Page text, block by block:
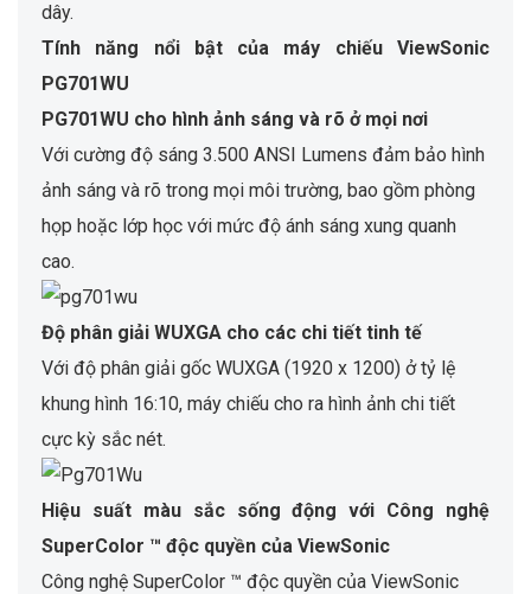
dây.
Tính năng nổi bật của máy chiếu ViewSonic
PG701WU
PG701WU cho hình ảnh sáng và rõ ở mọi nơi
Với cường độ sáng 3.500 ANSI Lumens đảm bảo hình
ảnh sáng và rõ trong mọi môi trường, bao gồm phòng
họp hoặc lớp học với mức độ ánh sáng xung quanh
cao.
Độ phân giải WUXGA cho các chi tiết tinh tế
Với độ phân giải gốc WUXGA (1920 x 1200) ở tỷ lệ
khung hình 16:10, máy chiếu cho ra hình ảnh chi tiết
cực kỳ sắc nét.
Hiệu suất màu sắc sống động với Công nghệ
SuperColor ™ độc quyền của ViewSonic
Công nghệ SuperColor ™ độc quyền của ViewSonic